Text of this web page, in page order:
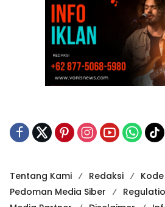
Tentang Kami Redaksi
Pedoman Media Siber